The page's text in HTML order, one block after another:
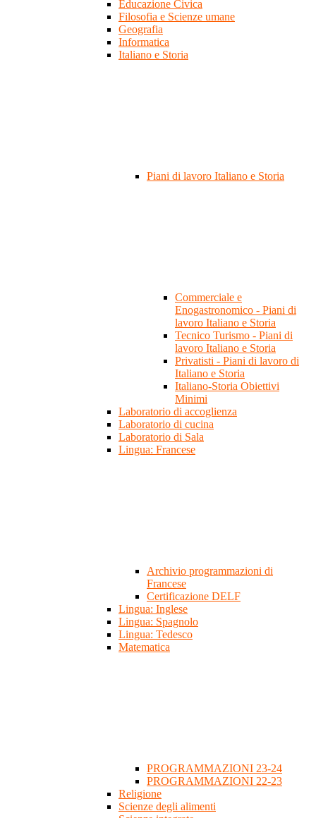
Educazione Civica
Filosofia e Scienze umane
Geografia
Informatica
Italiano e Storia
Piani di lavoro Italiano e Storia
Commerciale e
Enogastronomico - Piani di
lavoro Italiano e Storia
Tecnico Turismo - Piani di
lavoro Italiano e Storia
Privatisti - Piani di lavoro di
Italiano e Storia
Italiano-Storia Obiettivi
Minimi
Laboratorio di accoglienza
Laboratorio di cucina
Laboratorio di Sala
Lingua: Francese
Archivio programmazioni di
Francese
Certificazione DELF
Lingua: Inglese
Lingua: Spagnolo
Lingua: Tedesco
Matematica
PROGRAMMAZIONI 23-24
PROGRAMMAZIONI 22-23
Religione
Scienze degli alimenti